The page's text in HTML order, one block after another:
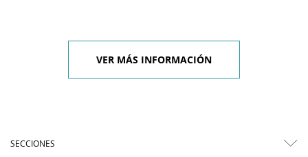
VER MÁS INFORMACIÓN
SECCIONES